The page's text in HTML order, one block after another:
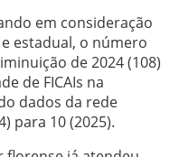
em consideração
estadual, o número
de 2024 (108)
de FICAIs na
dados da rede
para 10 (2025).